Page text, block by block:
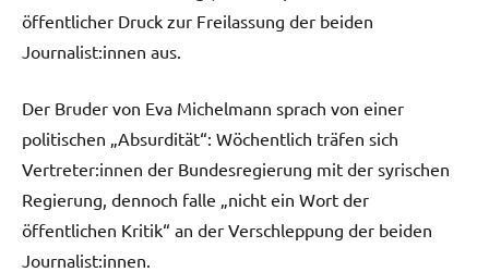
öffentlicher Druck zur Freilassung der beiden
Journalist:innen aus.
Der Bruder von Eva Michelmann sprach von einer
politischen „Absurdität“: Wöchentlich träfen sich
Vertreter:innen der Bundesregierung mit der syrischen
Regierung, dennoch falle „nicht ein Wort der
öffentlichen Kritik“ an der Verschleppung der beiden
Journalist:innen.